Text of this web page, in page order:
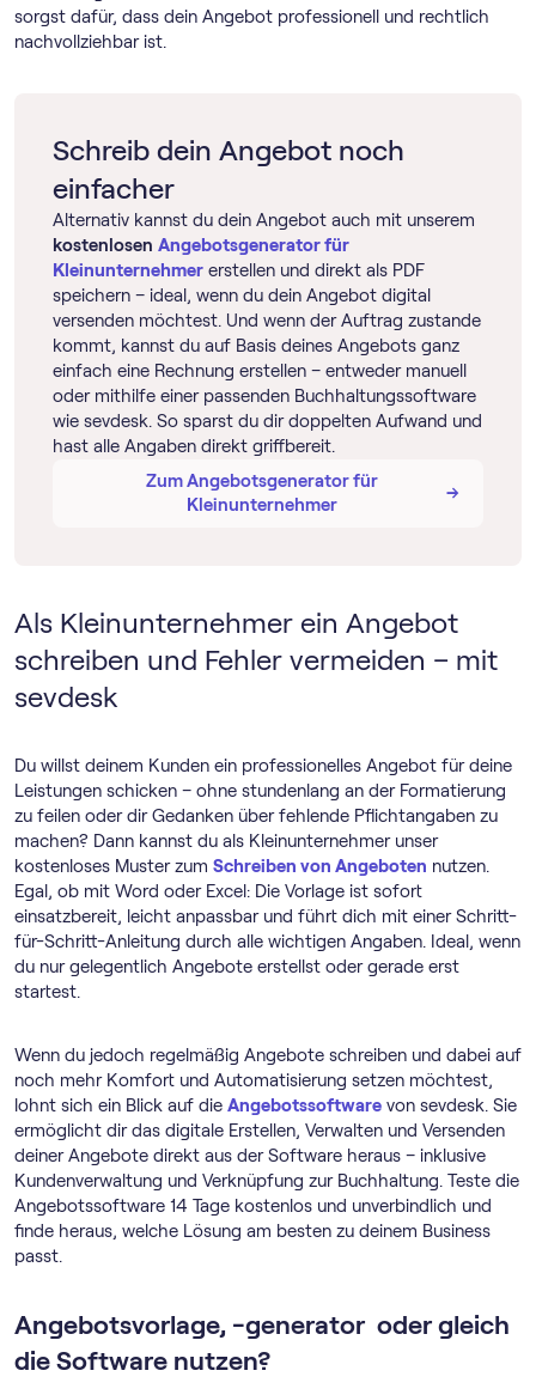
sorgst dafür, dass dein Angebot professionell und rechtlich
nachvollziehbar ist.
Schreib dein Angebot noch
einfacher
Alternativ kannst du dein Angebot auch mit unserem
kostenlosen Angebotsgenerator für
Kleinunternehmer erstellen und direkt als PDF
speichern – ideal, wenn du dein Angebot digital
versenden möchtest. Und wenn der Auftrag zustande
kommt, kannst du auf Basis deines Angebots ganz
einfach eine Rechnung erstellen – entweder manuell
oder mithilfe einer passenden Buch­haltungs­software
wie sevdesk. So sparst du dir doppelten Aufwand und
hast alle Angaben direkt griffbereit.
Zum Angebotsgenerator für
Kleinunternehmer
→
Als Kleinunternehmer ein Angebot
schreiben und Fehler vermeiden – mit
sevdesk
Du willst deinem Kunden ein professionelles Angebot für deine
Leistungen schicken – ohne stundenlang an der Formatierung
zu feilen oder dir Gedanken über fehlende Pflichtangaben zu
machen? Dann kannst du als Kleinunternehmer unser
kostenloses Muster zum Schreiben von Angeboten nutzen.
Egal, ob mit Word oder Excel: Die Vorlage ist sofort
einsatzbereit, leicht anpassbar und führt dich mit einer Schritt-
für-Schritt-Anleitung durch alle wichtigen Angaben. Ideal, wenn
du nur gelegentlich Angebote erstellst oder gerade erst
startest.
Wenn du jedoch regelmäßig Angebote schreiben und dabei auf
noch mehr Komfort und Automatisierung setzen möchtest,
lohnt sich ein Blick auf die Angebotssoftware von sevdesk. Sie
ermöglicht dir das digitale Erstellen, Verwalten und Versenden
deiner Angebote direkt aus der Software heraus – inklusive
Kundenverwaltung und Verknüpfung zur Buchhaltung. Teste die
Angebotssoftware 14 Tage kostenlos und unverbindlich und
finde heraus, welche Lösung am besten zu deinem Business
passt.
Angebotsvorlage, -generator oder gleich
die Software nutzen?